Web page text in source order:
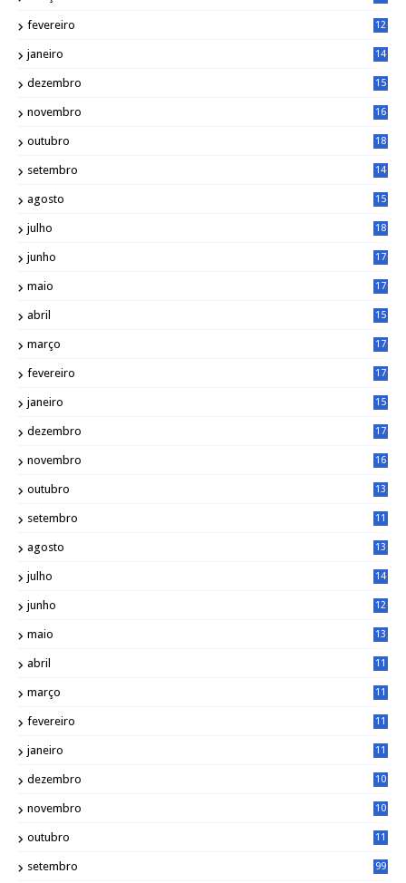
fevereiro
12
janeiro
14
dezembro
15
novembro
16
outubro
18
setembro
14
agosto
15
julho
18
junho
17
maio
17
abril
15
março
17
fevereiro
17
janeiro
15
dezembro
17
novembro
16
outubro
13
setembro
11
agosto
13
julho
14
junho
12
maio
13
abril
11
março
11
fevereiro
11
janeiro
11
dezembro
10
novembro
10
outubro
11
setembro 99